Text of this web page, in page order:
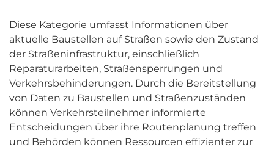
Diese Kategorie umfasst Informationen über
aktuelle Baustellen auf Straßen sowie den Zustand
der Straßeninfrastruktur, einschließlich
Reparaturarbeiten, Straßensperrungen und
Verkehrsbehinderungen. Durch die Bereitstellung
von Daten zu Baustellen und Straßenzuständen
können Verkehrsteilnehmer informierte
Entscheidungen über ihre Routenplanung treffen
und Behörden können Ressourcen effizienter zur